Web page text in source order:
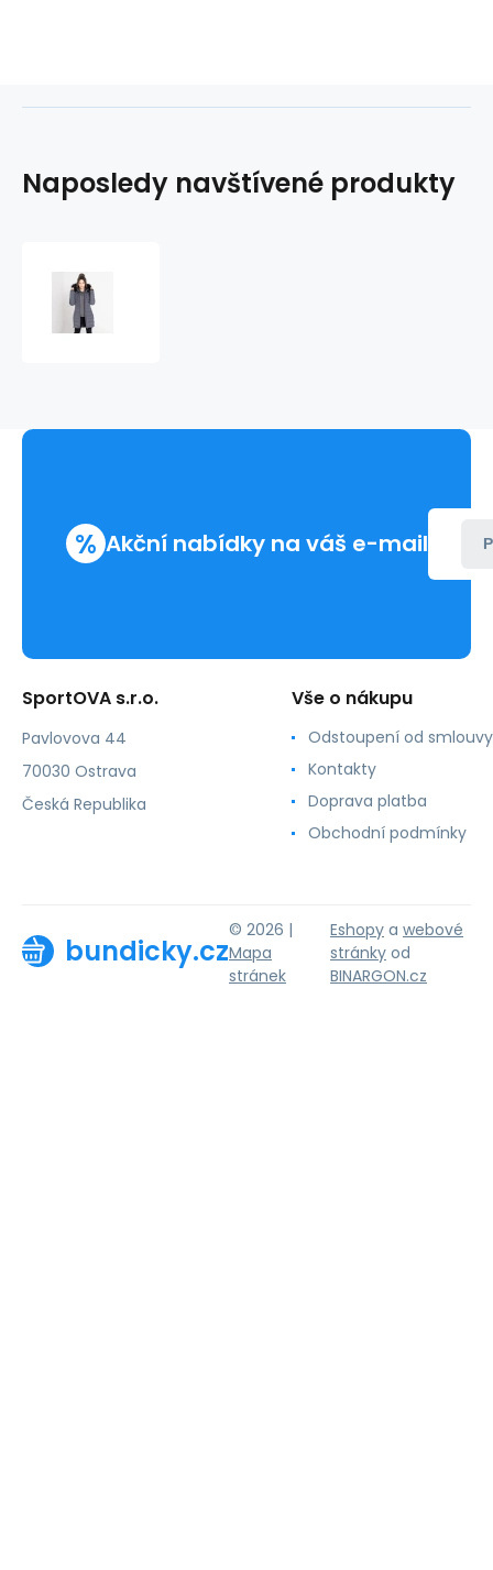
Naposledy navštívené produkty
DARE2B
% Akční nabídky na váš e-mail
SportOVA s.r.o.
Pavlovova 44
70030 Ostrava
Česká Republika
Vše o nákupu
Odstoupení od smlouvy
Kontakty
Doprava platba
Obchodní podmínky
bundicky.cz
© 2026 |
Mapa
stránek
Eshopy a webové
stránky od
BINARGON.cz